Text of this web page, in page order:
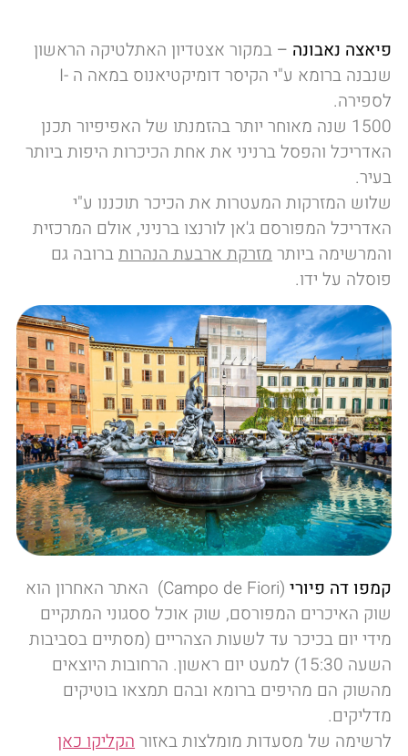
פיאצה נאבונה – במקור אצטדיון האתלטיקה הראשון
שנבנה ברומא ע"י הקיסר דומיקטיאנוס במאה ה -I
לספירה.
1500 שנה מאוחר יותר בהזמנתו של האפיפיור תכנן
האדריכל והפסל ברניני את אחת הכיכרות היפות ביותר
בעיר.
שלוש המזרקות המעטרות את הכיכר תוכננו ע"י
האדריכל המפורסם ג'אן לורנצו ברניני, אולם המרכזית
והמרשימה ביותרמזרקת ארבעת הנהרותברובה גם
פוסלה על ידו.
קמפו דה פיורי
(Campo de Fiori) האתר האחרון הוא
שוק האיכרים המפורסם, שוק אוכל ססגוני המתקיים
מידי יום בכיכר עד לשעות הצהריים (מסתיים בסביבות
השעה 15:30) למעט יום ראשון. הרחובות היוצאים
מהשוק הם מהיפים ברומא ובהם תמצאו בוטיקים
מדליקים.
לרשימה של מסעדות מומלצות באזורהקליקו כאן